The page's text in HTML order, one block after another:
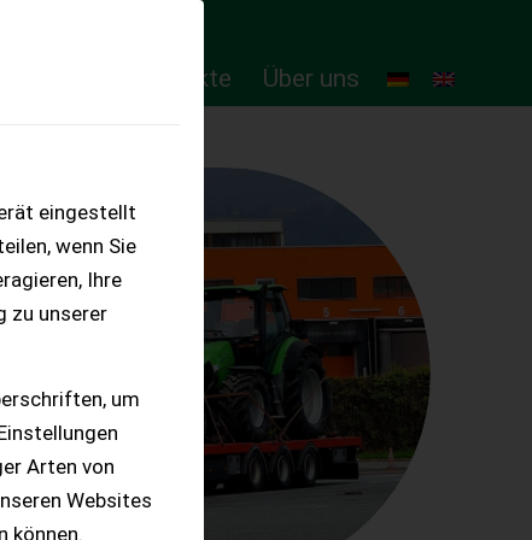
eingestellt
wenn Sie
Ihre
zu unserer
um
Arten von
Websites
können.
Online-Produkte Über uns